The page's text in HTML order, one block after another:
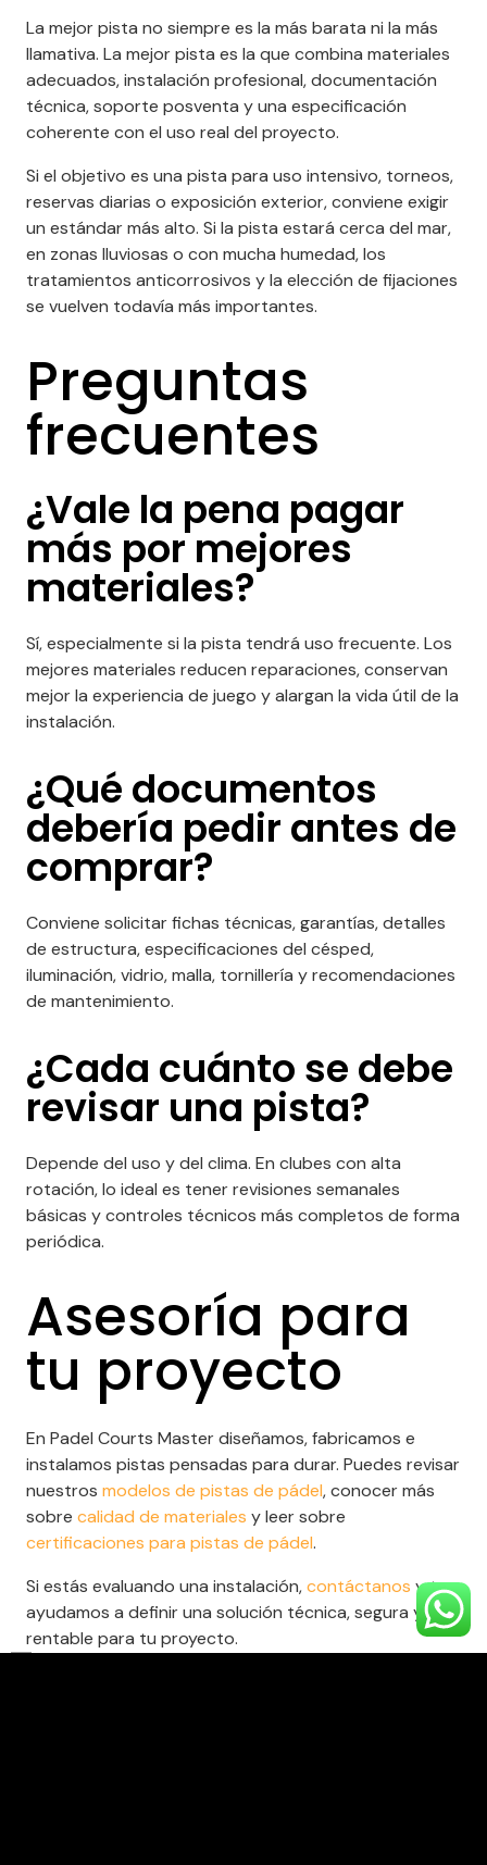
La mejor pista no siempre es la más barata ni la más
llamativa. La mejor pista es la que combina materiales
adecuados, instalación profesional, documentación
técnica, soporte posventa y una especificación
coherente con el uso real del proyecto.
Si el objetivo es una pista para uso intensivo, torneos,
reservas diarias o exposición exterior, conviene exigir
un estándar más alto. Si la pista estará cerca del mar,
en zonas lluviosas o con mucha humedad, los
tratamientos anticorrosivos y la elección de fijaciones
se vuelven todavía más importantes.
Preguntas
frecuentes
¿Vale la pena pagar
más por mejores
materiales?
Sí, especialmente si la pista tendrá uso frecuente. Los
mejores materiales reducen reparaciones, conservan
mejor la experiencia de juego y alargan la vida útil de la
instalación.
¿Qué documentos
debería pedir antes de
comprar?
Conviene solicitar fichas técnicas, garantías, detalles
de estructura, especificaciones del césped,
iluminación, vidrio, malla, tornillería y recomendaciones
de mantenimiento.
¿Cada cuánto se debe
revisar una pista?
Depende del uso y del clima. En clubes con alta
rotación, lo ideal es tener revisiones semanales
básicas y controles técnicos más completos de forma
periódica.
Asesoría para
tu proyecto
En Padel Courts Master diseñamos, fabricamos e
instalamos pistas pensadas para durar. Puedes revisar
nuestros modelos de pistas de pádel, conocer más
sobre calidad de materiales y leer sobre
certificaciones para pistas de pádel.
Si estás evaluando una instalación,contáctanos y te
ayudamos a definir una solución técnica, segura y
rentable para tu proyecto.